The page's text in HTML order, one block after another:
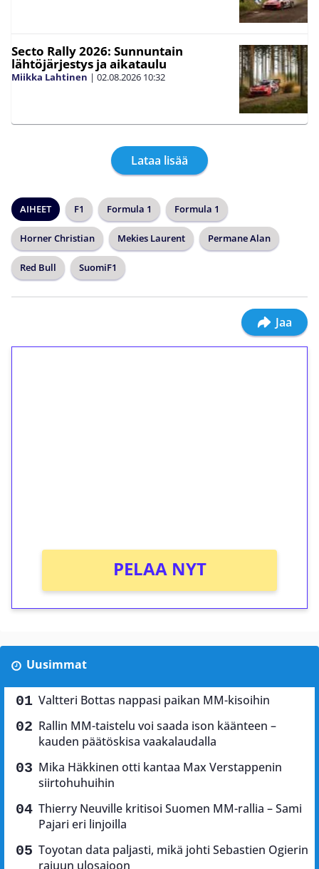
Secto Rally 2026: Sunnuntain
lähtöjärjestys ja aikataulu
Miikka Lahtinen | 02.08.2026 10:32
Lataa lisää
AIHEET F1 Formula 1 Formula 1
Horner Christian Mekies Laurent Permane Alan
Red Bull SuomiF1
Jaa
PELAA NYT
Uusimmat
Valtteri Bottas nappasi paikan MM-kisoihin
Rallin MM-taistelu voi saada ison käänteen –
kauden päätöskisa vaakalaudalla
Mika Häkkinen otti kantaa Max Verstappenin
siirtohuhuihin
Thierry Neuville kritisoi Suomen MM-rallia – Sami
Pajari eri linjoilla
Toyotan data paljasti, mikä johti Sebastien Ogierin
rajuun ulosajoon